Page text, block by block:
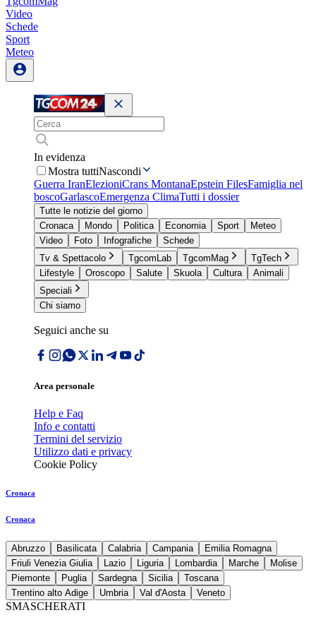
Video
Schede
Sport
Meteo
In evidenza
Mostra tuttiNascondi
Guerra IranElezioniCrans MontanaEpstein FilesFamiglia nel
boscoGarlascoEmergenza ClimaTutti i dossier
Tutte le notizie del giorno
Cronaca
Mondo Politica Economia Sport
Meteo
Video
Foto Infografiche
Schede
Tv & Spettacolo
TgcomLab TgcomMag
TgTech
Lifestyle
Oroscopo Salute Skuola Cultura
Animali
Speciali
Chi siamo
Seguici anche su
Area personale
Help e Faq
Info e contatti
Termini del servizio
Utilizzo dati e privacy
Cookie Policy
Cronaca
Cronaca
Abruzzo Basilicata Calabria Campania
Emilia Romagna
Friuli Venezia Giulia
Lazio Liguria Lombardia Marche
Molise
Piemonte
Puglia Sardegna Sicilia
Toscana
Trentino alto Adige
Umbria Val d'Aosta Veneto
SMASCHERATI